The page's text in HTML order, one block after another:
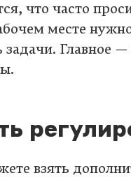
что часто
месте
задачи. Главное
взять